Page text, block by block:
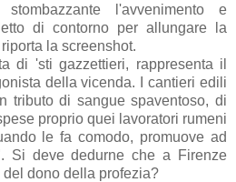
l'avvenimento e
di contorno per allungare la
la screenshot.
di 'sti gazzettieri, rappresenta il
della vicenda. I cantieri edili
tributo di sangue spaventoso, di
proprio quei lavoratori rumeni
le fa comodo, promuove ad
Si deve dedurne che a Firenze
dono della profezia?